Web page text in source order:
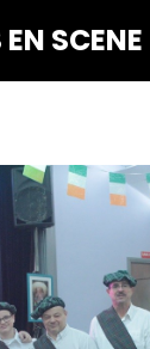
SCENE